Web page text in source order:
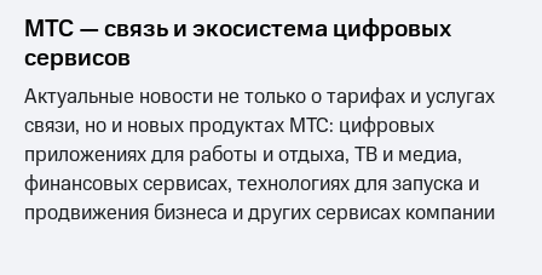
МТС — связь и экосистема цифровых
сервисов
Актуальные новости не только о тарифах и услугах
связи, но и новых продуктах МТС: цифровых
приложениях для работы и отдыха, ТВ и медиа,
финансовых сервисах, технологиях для запуска и
продвижения бизнеса и других сервисах компании